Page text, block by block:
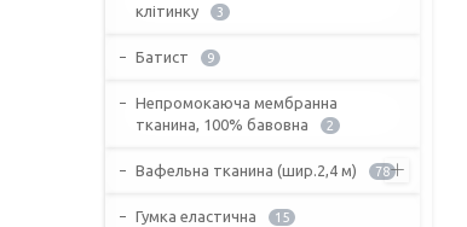
клітинку
3
Батист 9
Непромокаюча мембранна
тканина, 100% бавовна
2
Вафельна тканина (шир.2,4 м) 78
Гумка еластична 15